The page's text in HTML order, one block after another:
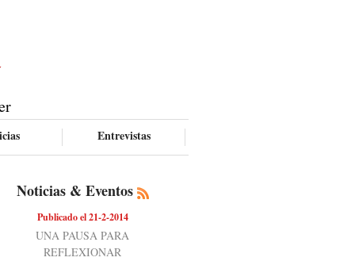
Entrevistas
Noticias & Eventos
Publicado el 21-2-2014
UNA PAUSA PARA
REFLEXIONAR